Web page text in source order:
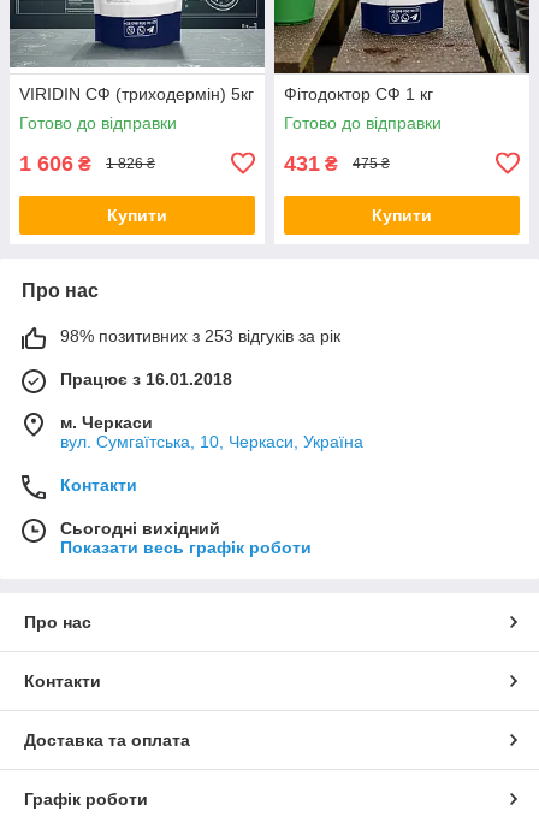
VIRIDIN СФ (триходермін) 5кг
Готово до відправки
1 606 ₴ 1 826 ₴
Купити
Фітодоктор СФ 1 кг
Готово до відправки
431 ₴ 475 ₴
Купити
Про нас
98% позитивних з 253 відгуків за рік
Працює з 16.01.2018
м. Черкаси
вул. Сумгаїтська, 10, Черкаси, Україна
Контакти
Сьогодні вихідний
Показати весь графік роботи
Про нас
Контакти
Доставка та оплата
Графік роботи